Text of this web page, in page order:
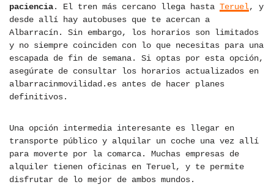
paciencia. El tren más cercano llega hasta Teruel, y
desde allí hay autobuses que te acercan a
Albarracín. Sin embargo, los horarios son limitados
y no siempre coinciden con lo que necesitas para una
escapada de fin de semana. Si optas por esta opción,
asegúrate de consultar los horarios actualizados en
albarracinmovilidad.es antes de hacer planes
definitivos.
Una opción intermedia interesante es llegar en
transporte público y alquilar un coche una vez allí
para moverte por la comarca. Muchas empresas de
alquiler tienen oficinas en Teruel, y te permite
disfrutar de lo mejor de ambos mundos.